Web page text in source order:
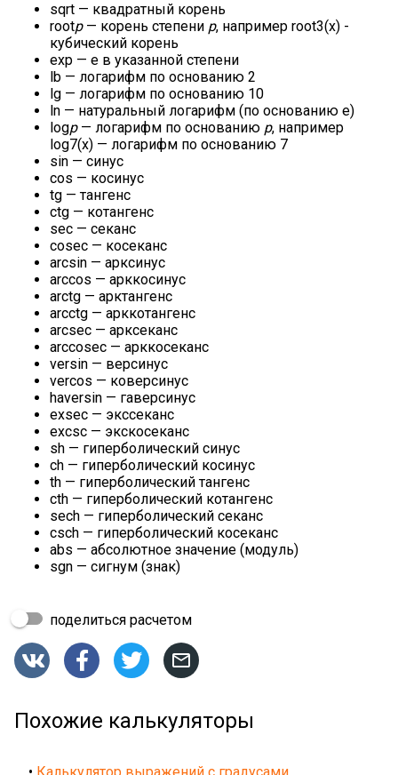
sqrt — квадратный корень
rootp— корень степени p, например root3(x) -
кубический корень
exp — e в указанной степени
lb — логарифм по основанию 2
lg — логарифм по основанию 10
ln — натуральный логарифм (по основанию e)
logp— логарифм по основанию p, например
log7(x) — логарифм по основанию 7
sin — синус
cos — косинус
tg — тангенс
ctg — котангенс
sec — секанс
cosec — косеканс
arcsin — арксинус
arccos — арккосинус
arctg — арктангенс
arcctg — арккотангенс
arcsec — арксеканс
arccosec — арккосеканс
versin — версинус
vercos — коверсинус
haversin — гаверсинус
exsec — экссеканс
excsc — экскосеканс
sh — гиперболический синус
ch — гиперболический косинус
th — гиперболический тангенс
cth — гиперболический котангенс
sech — гиперболический секанс
csch — гиперболический косеканс
abs — абсолютное значение (модуль)
sgn — сигнум (знак)
поделиться расчетом
   
Похожие калькуляторы